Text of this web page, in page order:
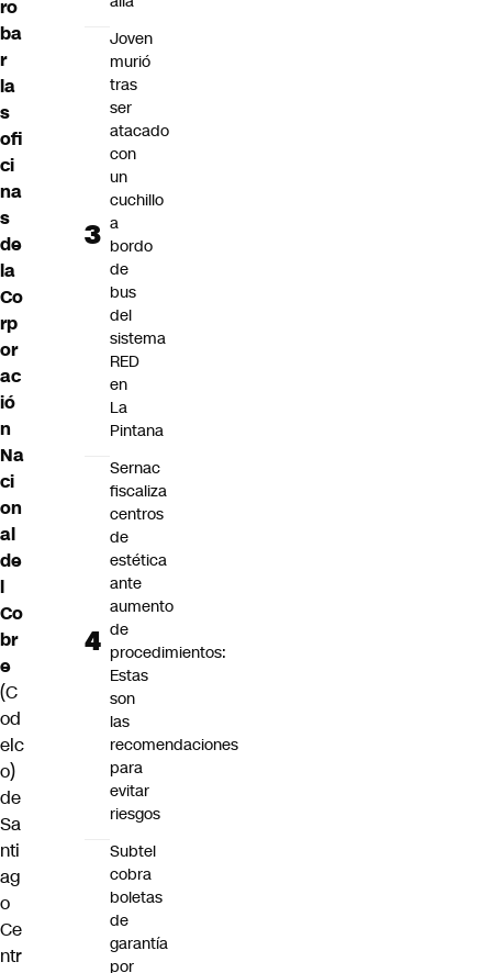
ro
ba
r
la
s
ofi
ci
na
s
de
la
Co
rp
or
ac
ió
n
Na
ci
on
al
de
l
Co
br
e
(C
od
elc
o)
de
Sa
nti
ag
o
Ce
ntr
Joven
murió
tras
ser
atacado
con
un
cuchillo
a
bordo
de
bus
del
sistema
RED
en
La
Pintana
Sernac
fiscaliza
centros
de
estética
ante
aumento
de
procedimientos:
Estas
son
las
recomendaciones
para
evitar
riesgos
Subtel
cobra
boletas
de
garantía
por